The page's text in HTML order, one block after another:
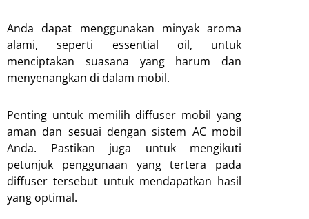
Anda dapat menggunakan minyak aroma
alami, seperti essential oil, untuk
menciptakan suasana yang harum dan
menyenangkan di dalam mobil.
Penting untuk memilih diffuser mobil yang
aman dan sesuai dengan sistem AC mobil
Anda. Pastikan juga untuk mengikuti
petunjuk penggunaan yang tertera pada
diffuser tersebut untuk mendapatkan hasil
yang optimal.